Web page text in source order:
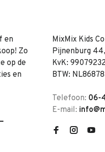
en
Zo
op de
en
MixMix Kids
Pijnenburg
KvK:
BTW:
Telefoon: 06-
E-mail: